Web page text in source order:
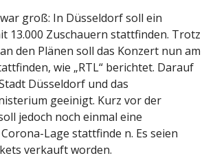
groß: In Düsseldorf soll ein
13.000 Zuschauern stattfinden. Trotz
den Plänen soll das Konzert nun am
wie „RTL“ berichtet. Darauf
Düsseldorf und das
geeinigt. Kurz vor der
jedoch noch einmal eine
Lage stattfinde n. Es seien
verkauft worden.